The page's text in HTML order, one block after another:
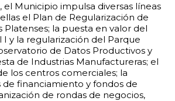
el Municipio impulsa diversas líneas
el Plan de Regularización de
Platenses; la puesta en valor del
I y la regularización del Parque
de Datos Productivos y
de Industrias Manufactureras; el
los centros comerciales; la
de financiamiento y fondos de
de rondas de negocios,